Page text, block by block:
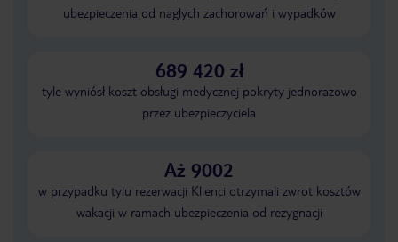
ubezpieczenia od nagłych zachorowań i wypadków
689 420 zł
tyle wyniósł koszt obsługi medycznej pokryty jednorazowo
przez ubezpieczyciela
Aż 9002
w przypadku tylu rezerwacji Klienci otrzymali zwrot kosztów
wakacji w ramach ubezpieczenia od rezygnacji